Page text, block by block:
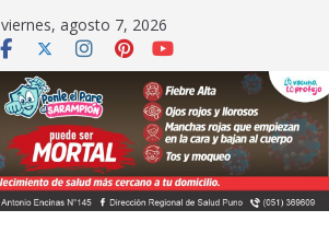
viernes, agosto 7, 2026